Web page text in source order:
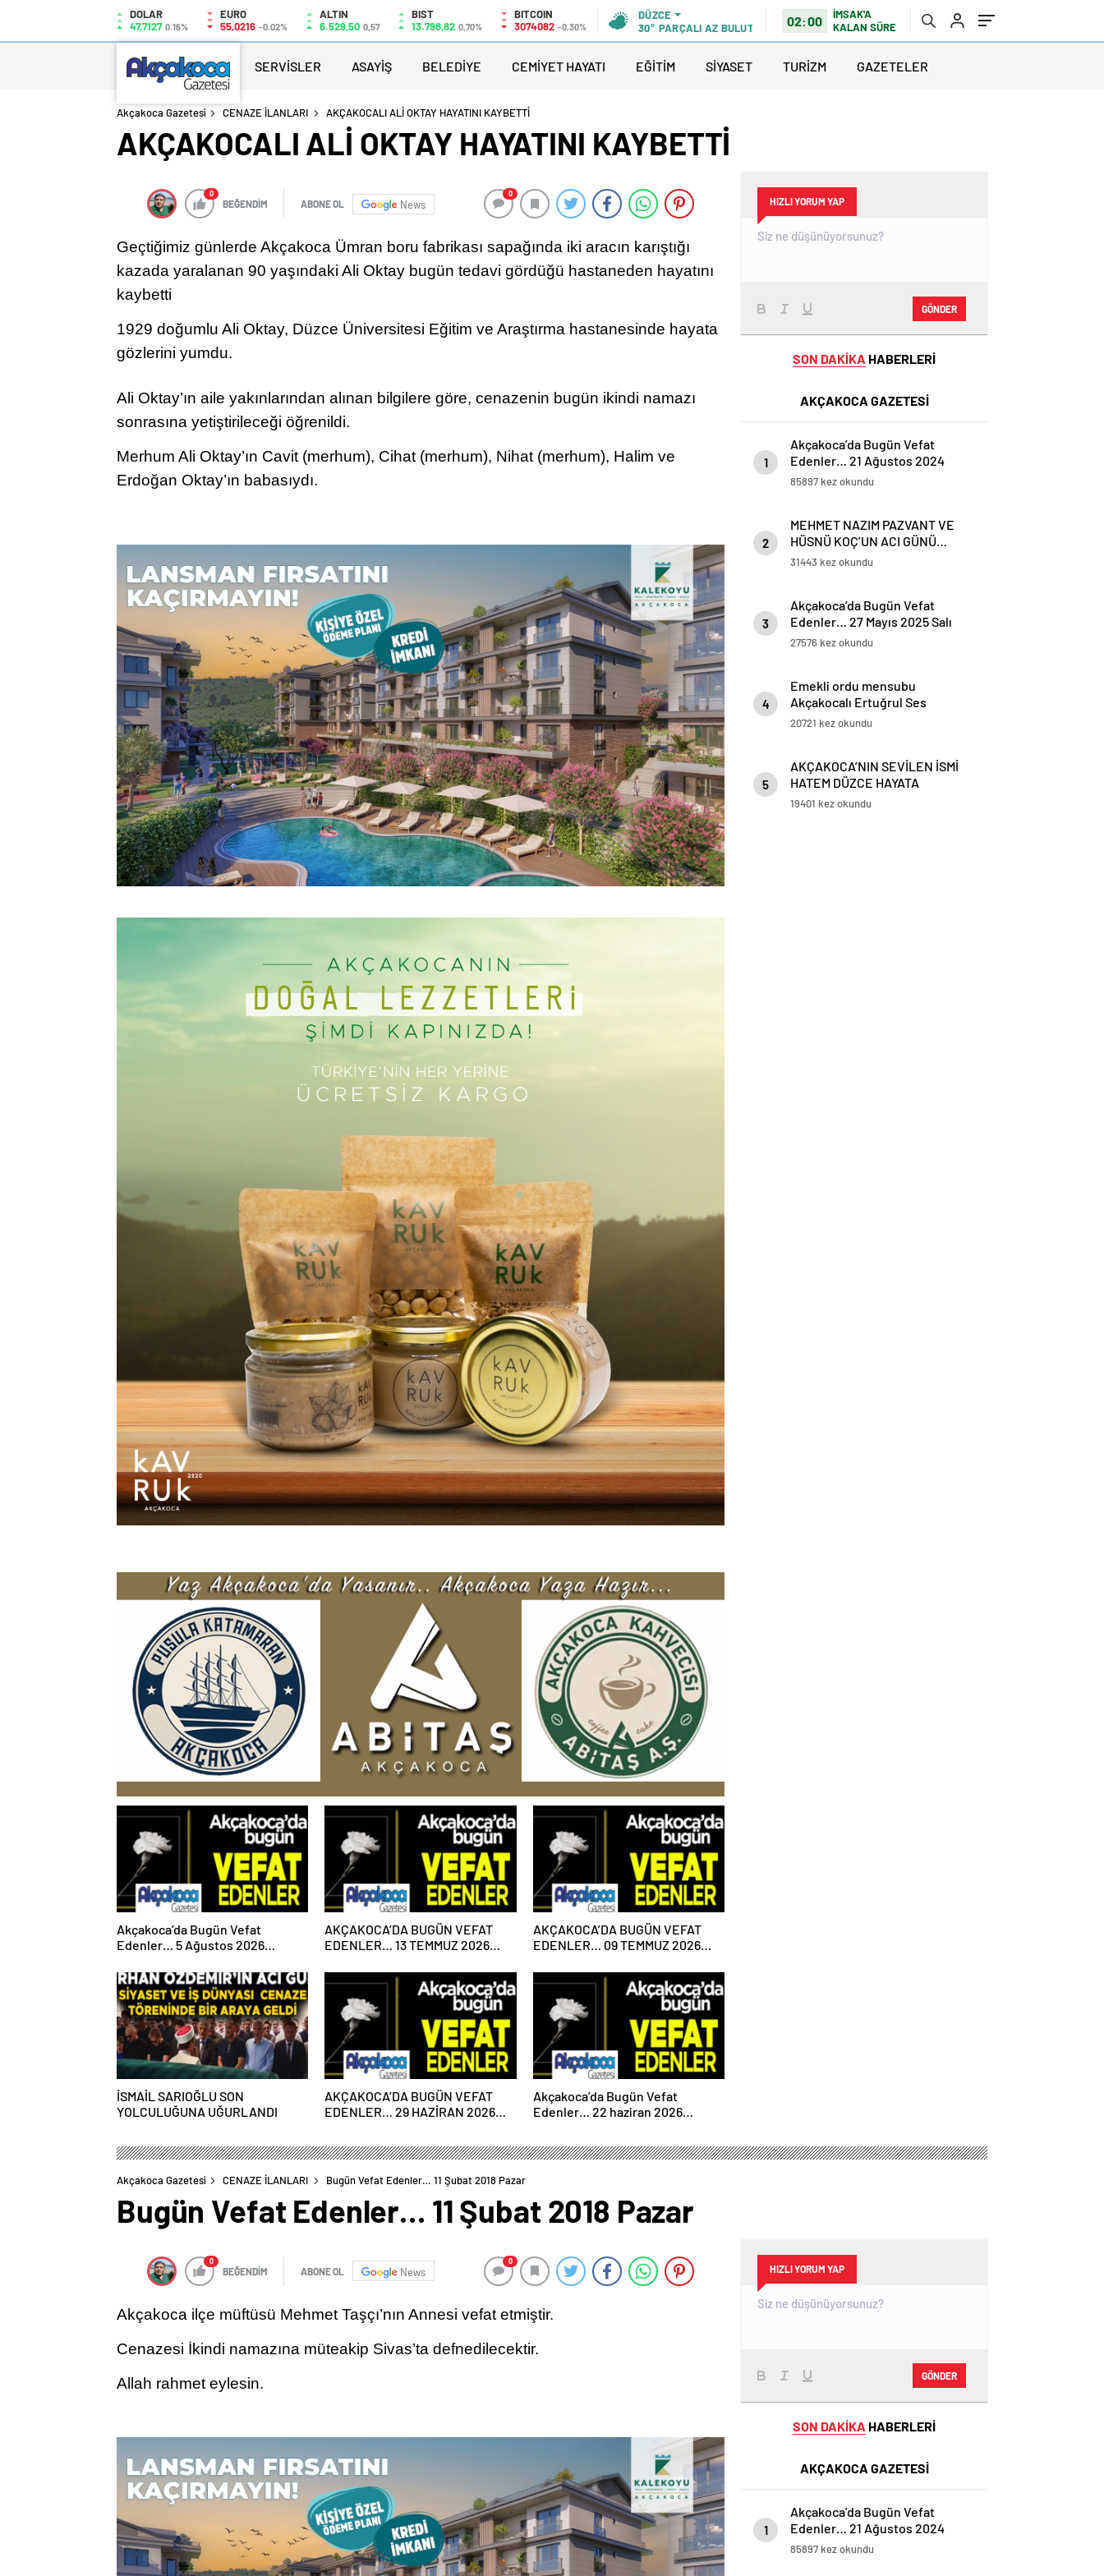
DOLAR
47,7127 0.16%
EURO
55,0216 -0.02%
ALTIN
6.529,50 0,57
BIST
13.798,82 0,70%
BITCOIN
3074082 -0,30%
DÜZCE
30° PARÇALI AZ BULUTLU 02:00
İMSAK'A
KALAN SÜRE
SERVİSLER ASAYİŞ BELEDİYE CEMİYET HAYATI EĞİTİM SİYASET TURİZM GAZETELER
Akçakoca Gazetesi CENAZE İLANLARI AKÇAKOCALI ALİ OKTAY HAYATINI KAYBETTİ
AKÇAKOCALI ALİ OKTAY HAYATINI KAYBETTİ
0
BEĞENDİM ABONE OL News
0
Geçtiğimiz günlerde Akçakoca Ümran boru fabrikası sapağında iki aracın karıştığı
kazada yaralanan 90 yaşındaki Ali Oktay bugün tedavi gördüğü hastaneden hayatını
kaybetti
1929 doğumlu Ali Oktay, Düzce Üniversitesi Eğitim ve Araştırma hastanesinde hayata
gözlerini yumdu.
Ali Oktay’ın aile yakınlarından alınan bilgilere göre, cenazenin bugün ikindi namazı
sonrasına yetiştirileceği öğrenildi.
Merhum Ali Oktay’ın Cavit (merhum), Cihat (merhum), Nihat (merhum), Halim ve
Erdoğan Oktay’ın babasıydı.
Akçakoca’da Bugün Vefat
Edenler… 5 Ağustos 2026
AKÇAKOCA’DA BUGÜN VEFAT
EDENLER… 13 TEMMUZ 2026
AKÇAKOCA’DA BUGÜN VEFAT
EDENLER… 09 TEMMUZ 2026
İSMAİL SARIOĞLU SON
YOLCULUĞUNA UĞURLANDI
AKÇAKOCA’DA BUGÜN VEFAT
EDENLER… 29 HAZİRAN 2026
Akçakoca’da Bugün Vefat
Edenler… 22 haziran 2026
HIZLI YORUM YAP
GÖNDER
SON DAKİKA HABERLERİ
AKÇAKOCA GAZETESİ
1
Akçakoca’da Bugün Vefat
Edenler… 21 Ağustos 2024
Çarşamba
85897 kez okundu
2
MEHMET NAZIM PAZVANT VE
HÜSNÜ KOÇ’UN ACI GÜNÜ…
31443 kez okundu
3
Akçakoca’da Bugün Vefat
Edenler… 27 Mayıs 2025 Salı
27576 kez okundu
4
Emekli ordu mensubu
Akçakocalı Ertuğrul Ses
Koronavirüse yenik düştü
20721 kez okundu
5
AKÇAKOCA’NIN SEVİLEN İSMİ
HATEM DÜZCE HAYATA
GÖZLERİNİ YUMDU
19401 kez okundu
Akçakoca Gazetesi CENAZE İLANLARI Bugün Vefat Edenler… 11 Şubat 2018 Pazar
Bugün Vefat Edenler… 11 Şubat 2018 Pazar
0
BEĞENDİM ABONE OL News
0
Akçakoca ilçe müftüsü Mehmet Taşçı’nın Annesi vefat etmiştir.
Cenazesi İkindi namazına müteakip Sivas’ta defnedilecektir.
Allah rahmet eylesin.
HIZLI YORUM YAP
GÖNDER
SON DAKİKA HABERLERİ
AKÇAKOCA GAZETESİ
1
Akçakoca’da Bugün Vefat
Edenler… 21 Ağustos 2024
Çarşamba
85897 kez okundu